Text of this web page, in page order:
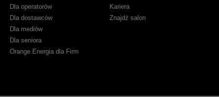
Dla operatorów
Dla dostawców
Dla mediów
Dla seniora
Orange Energia dla Firm
Kariera
Znajdź salon